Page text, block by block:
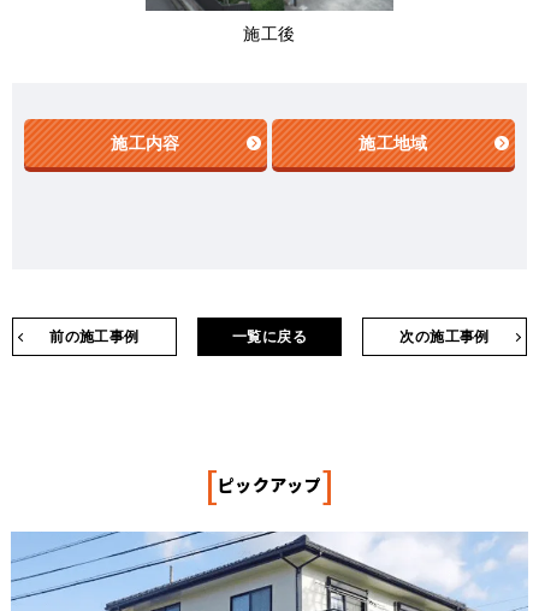
施工後
施工内容 施工地域
前の施工事例 次の施工事例
一覧に戻る
[ピックアップ]